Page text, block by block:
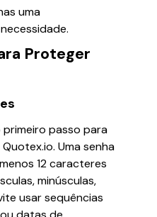
uma
Proteger
passo para
Uma senha
12 caracteres
minúsculas,
usar sequências